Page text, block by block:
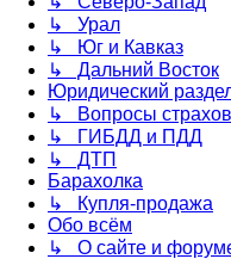
↳ Урал
↳ Юг и Кавказ
↳ Дальний Восток
Юридический
↳ Вопросы
↳ ГИБДД и ПДД
↳ ДТП
Барахолка
↳ Купля-продажа
Обо всём
↳ О сайте и